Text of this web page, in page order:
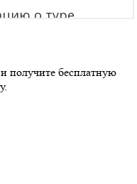
получите бесплатную